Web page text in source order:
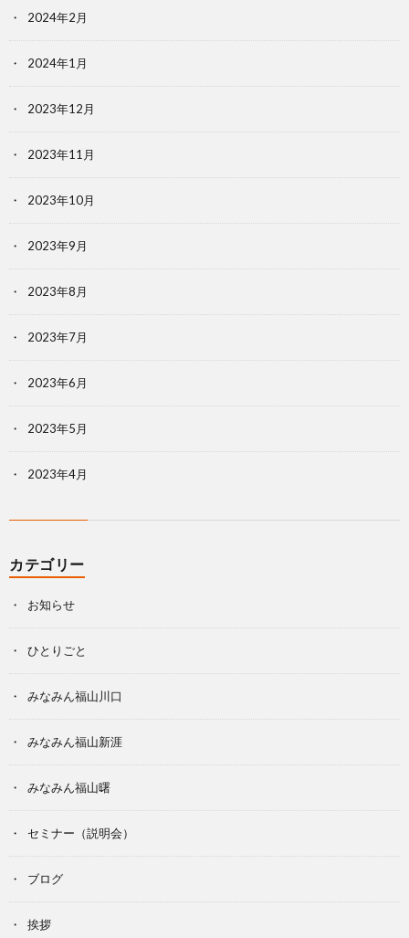
2024年2月
2024年1月
2023年12月
2023年11月
2023年10月
2023年9月
2023年8月
2023年7月
2023年6月
2023年5月
2023年4月
カテゴリー
お知らせ
ひとりごと
みなみん福山川口
みなみん福山新涯
みなみん福山曙
セミナー（説明会）
ブログ
挨拶